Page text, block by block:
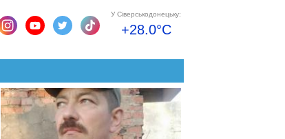
У Сіверськодонецьку:
+28.0°C